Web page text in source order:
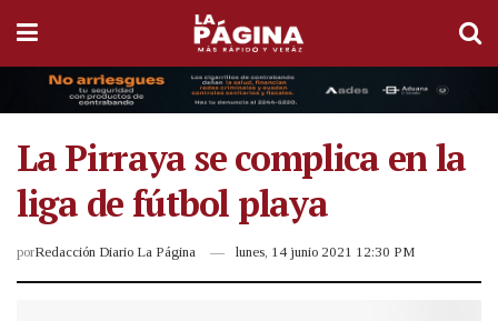
La Pirraya se complica en la
liga de fútbol playa
porRedacción Diario La Página lunes, 14 junio 2021 12:30 PM